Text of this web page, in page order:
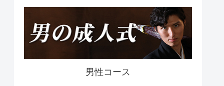
男性コース